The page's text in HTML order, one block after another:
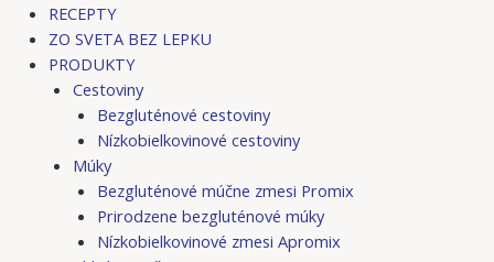
RECEPTY
ZO SVETA BEZ LEPKU
PRODUKTY
Cestoviny
Bezgluténové cestoviny
Nízkobielkovinové cestoviny
Múky
Bezgluténové múčne zmesi Promix
Prirodzene bezgluténové múky
Nízkobielkovinové zmesi Apromix